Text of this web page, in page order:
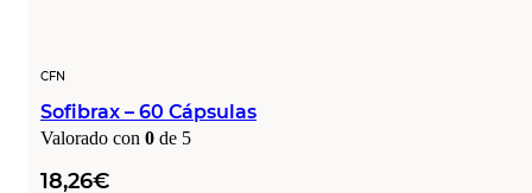
CFN
Sofibrax – 60 Cápsulas
Valorado con 0 de 5
18,26€